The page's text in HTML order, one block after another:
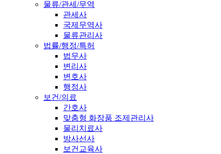
물류/관세/무역
관세사
국제무역사
물류관리사
법률/행정/특허
법무사
변리사
변호사
행정사
보건/의료
간호사
맞춤형 화장품 조제관리사
물리치료사
방사선사
보건교육사